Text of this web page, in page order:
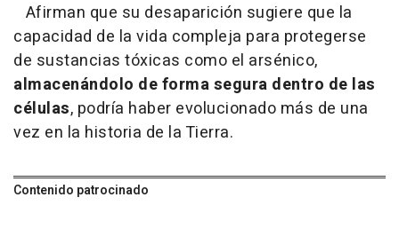
Afirman que su desaparición sugiere que la
capacidad de la vida compleja para protegerse
de sustancias tóxicas como el arsénico,
almacenándolo de forma segura dentro de las
células, podría haber evolucionado más de una
vez en la historia de la Tierra.
Contenido patrocinado